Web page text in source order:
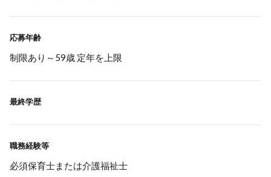
応募年齢
制限あり～59歳 定年を上限
最終学歴
職務経験等
必須保育士または介護福祉士